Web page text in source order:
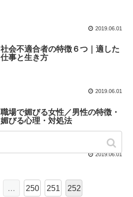
2019.06.01
社会不適合者の特徴６つ｜適した
仕事と生き方
2019.06.01
職場で媚びる女性／男性の特徴・
媚びる心理・対処法
2019.06.01
… 250 251 252